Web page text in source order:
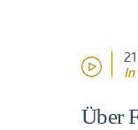
In
Über